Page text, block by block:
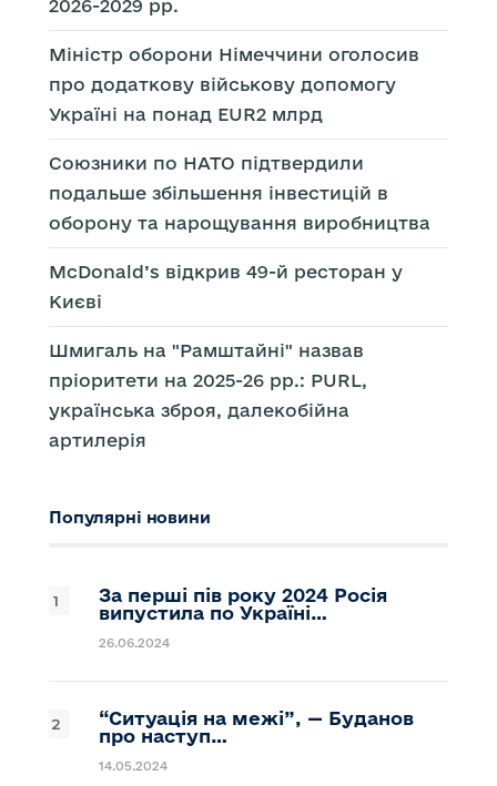
2026-2029 рр.
Міністр оборони Німеччини оголосив
про додаткову військову допомогу
Україні на понад EUR2 млрд
Союзники по НАТО підтвердили
подальше збільшення інвестицій в
оборону та нарощування виробництва
McDonald’s відкрив 49-й ресторан у
Києві
Шмигаль на "Рамштайні" назвав
пріоритети на 2025-26 рр.: PURL,
українська зброя, далекобійна
артилерія
Популярні новини
За перші пів року 2024 Росія
випустила по Україні…
26.06.2024
“Ситуація на межі”, — Буданов
про наступ…
14.05.2024